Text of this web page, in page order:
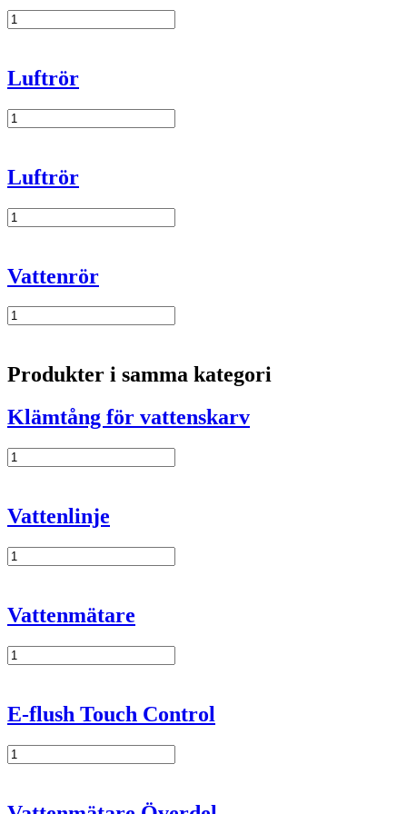
Slang
19-
Luftrör
Luftrör
mängd
Luftrör
Luftrör
mängd
Vattenrör
Vattenrör
mängd
Produkter i samma kategori
Klämtång för vattenskarv
Klämtång
för
Vattenlinje
Vattenlinje
mängd
Vattenmätare
Vattenmätare
mängd
E-flush Touch Control
E-
flush